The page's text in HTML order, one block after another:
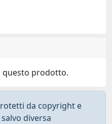
questo prodotto.
da copyright e
diversa